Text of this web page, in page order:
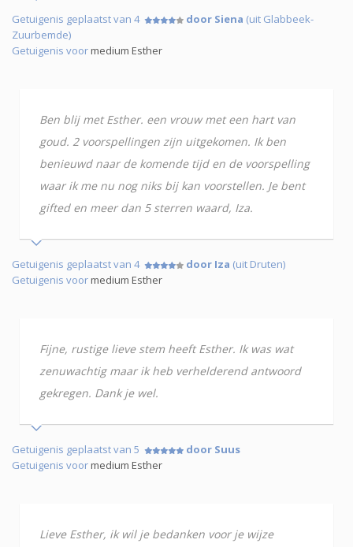
Getuigenis geplaatst van 4 door Siena (uit Glabbeek-
Zuurbemde)
Getuigenis voormedium Esther
Ben blij met Esther. een vrouw met een hart van
goud. 2 voorspellingen zijn uitgekomen. Ik ben
benieuwd naar de komende tijd en de voorspelling
waar ik me nu nog niks bij kan voorstellen. Je bent
gifted en meer dan 5 sterren waard, Iza.
Getuigenis geplaatst van 4 door Iza (uit Druten)
Getuigenis voormedium Esther
Fijne, rustige lieve stem heeft Esther. Ik was wat
zenuwachtig maar ik heb verhelderend antwoord
gekregen. Dank je wel.
Getuigenis geplaatst van 5
door Suus
Getuigenis voormedium Esther
Lieve Esther, ik wil je bedanken voor je wijze